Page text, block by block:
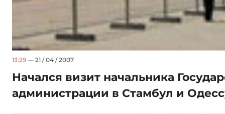
13:29 — 21 / 04 / 2007
Начался визит начальника
администрации в Стамбул и